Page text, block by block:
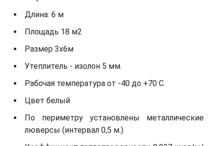
Длина: 6 м
Площадь 18 м2
Размер 3х6м
Утеплитель - изолон 5 мм.
Рабочая температура от -40 до +70 С.
Цвет белый
По периметру установлены металлические
люверсы (интервал 0,5 м.)